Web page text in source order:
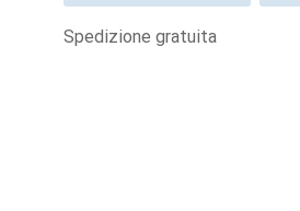
spedizione gratuita